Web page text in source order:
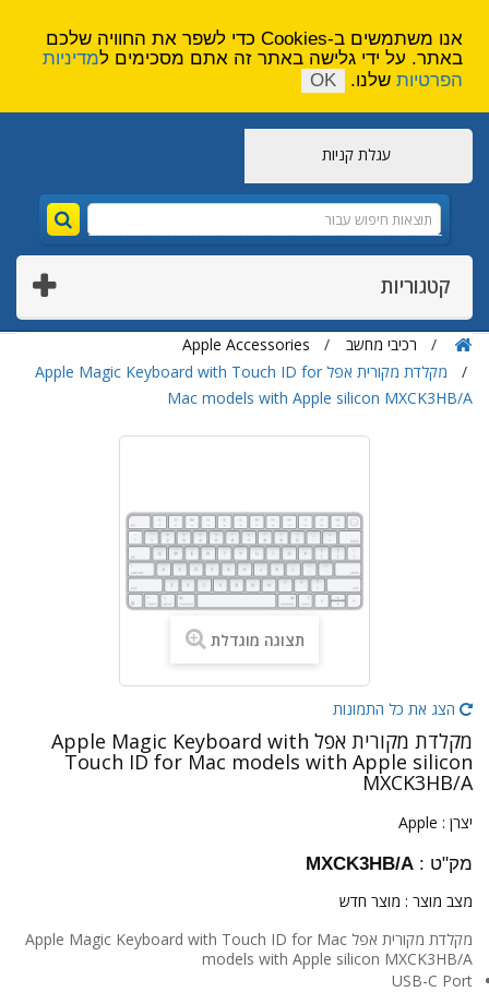
עגלת קניות
קטגוריות
רכיבי מחשב
Apple Accessories
מקלדת מקורית אפל Apple Magic Keyboard with Touch ID for
Mac models with Apple silicon MXCK3HB/A
תצוגה מוגדלת
הצג את כל התמונות
מקלדת מקורית אפל Apple Magic Keyboard with
Touch ID for Mac models with Apple silicon
MXCK3HB/A
יצרן : Apple
מק"ט : MXCK3HB/A
מצב מוצר : מוצר חדש
מקלדת מקורית אפל Apple Magic Keyboard with Touch ID for Mac
models with Apple silicon MXCK3HB/A
USB-C Port
אנו משתמשים ב-Cookies כדי לשפר את החוויה שלכם
באתר. על ידי גלישה באתר זה אתם מסכימים למדיניות
הפרטיות שלנו. OK